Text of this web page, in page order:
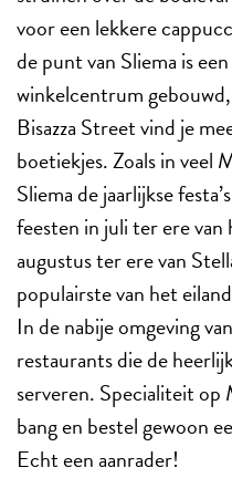
voor een lekkere
de punt van Sliema is
winkelcentrum
Bisazza Street vind je
boetiekjes. Zoals in veel
Sliema de jaarlijkse
feesten in juli ter ere
augustus ter ere van
populairste van het
In de nabije omgeving
restaurants die de
serveren. Specialiteit op
bang en bestel gewoon
Echt een aanrader!